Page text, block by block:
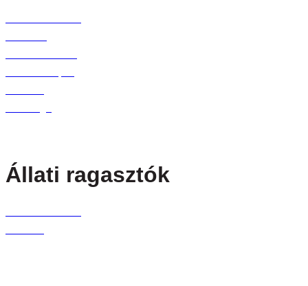
Állati ragasztók